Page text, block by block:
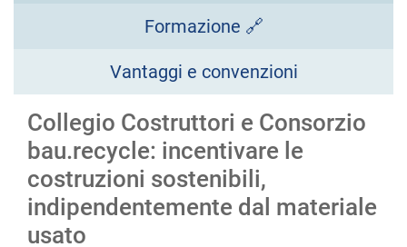
Formazione 🔗
Vantaggi e convenzioni
Collegio Costruttori e Consorzio
bau.recycle: incentivare le
costruzioni sostenibili,
indipendentemente dal materiale
usato